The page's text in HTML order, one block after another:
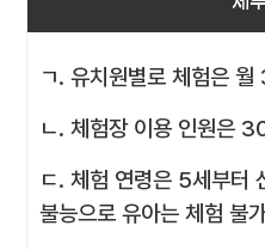
ㄱ. 유치원별로 체험은
ㄴ. 체험장 이용 인원은
ㄷ. 체험 연령은 5세부터
불능으로 유아는 체험 불